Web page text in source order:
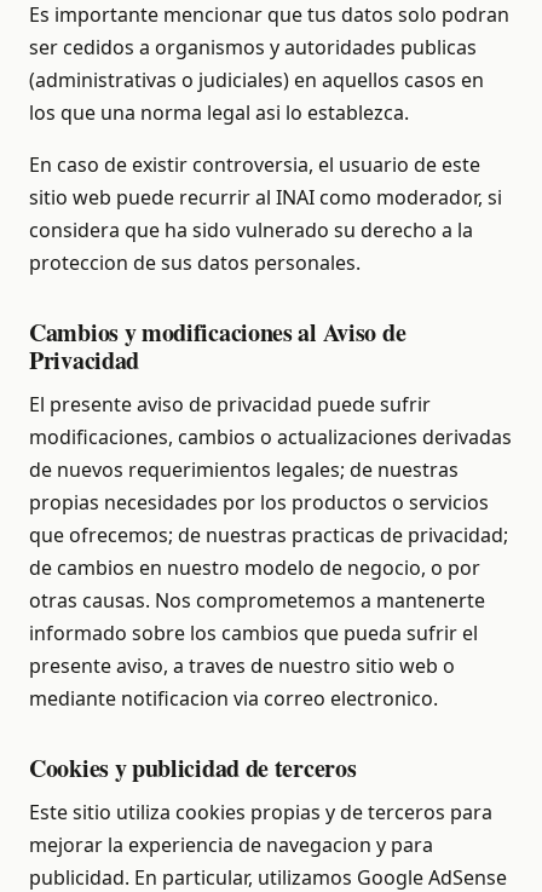
Es importante mencionar que tus datos solo podran
ser cedidos a organismos y autoridades publicas
(administrativas o judiciales) en aquellos casos en
los que una norma legal asi lo establezca.
En caso de existir controversia, el usuario de este
sitio web puede recurrir al INAI como moderador, si
considera que ha sido vulnerado su derecho a la
proteccion de sus datos personales.
Cambios y modificaciones al Aviso de
Privacidad
El presente aviso de privacidad puede sufrir
modificaciones, cambios o actualizaciones derivadas
de nuevos requerimientos legales; de nuestras
propias necesidades por los productos o servicios
que ofrecemos; de nuestras practicas de privacidad;
de cambios en nuestro modelo de negocio, o por
otras causas. Nos comprometemos a mantenerte
informado sobre los cambios que pueda sufrir el
presente aviso, a traves de nuestro sitio web o
mediante notificacion via correo electronico.
Cookies y publicidad de terceros
Este sitio utiliza cookies propias y de terceros para
mejorar la experiencia de navegacion y para
publicidad. En particular, utilizamos Google AdSense